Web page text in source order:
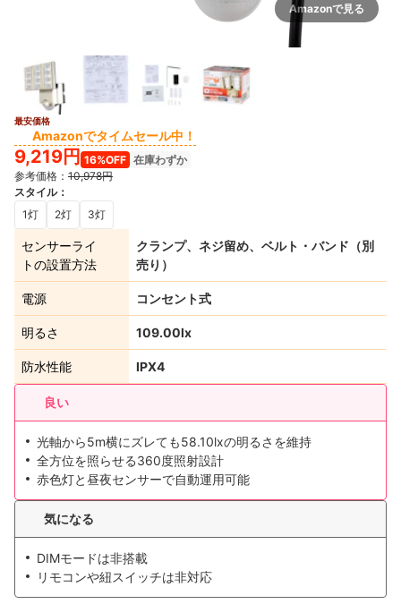
Amazonで見る
最安価格
Amazonでタイムセール中！
9,219円 16%OFF 在庫わずか
参考価格： 10,978円
スタイル：
1灯
2灯 3灯
センサーライ
トの設置方法
クランプ、ネジ留め、ベルト・バンド（別
売り）
電源 コンセント式
明るさ 109.00lx
防水性能 IPX4
良い
光軸から5m横にズレても58.10lxの明るさを維持
全方位を照らせる360度照射設計
赤色灯と昼夜センサーで自動運用可能
気になる
DIMモードは非搭載
リモコンや紐スイッチは非対応